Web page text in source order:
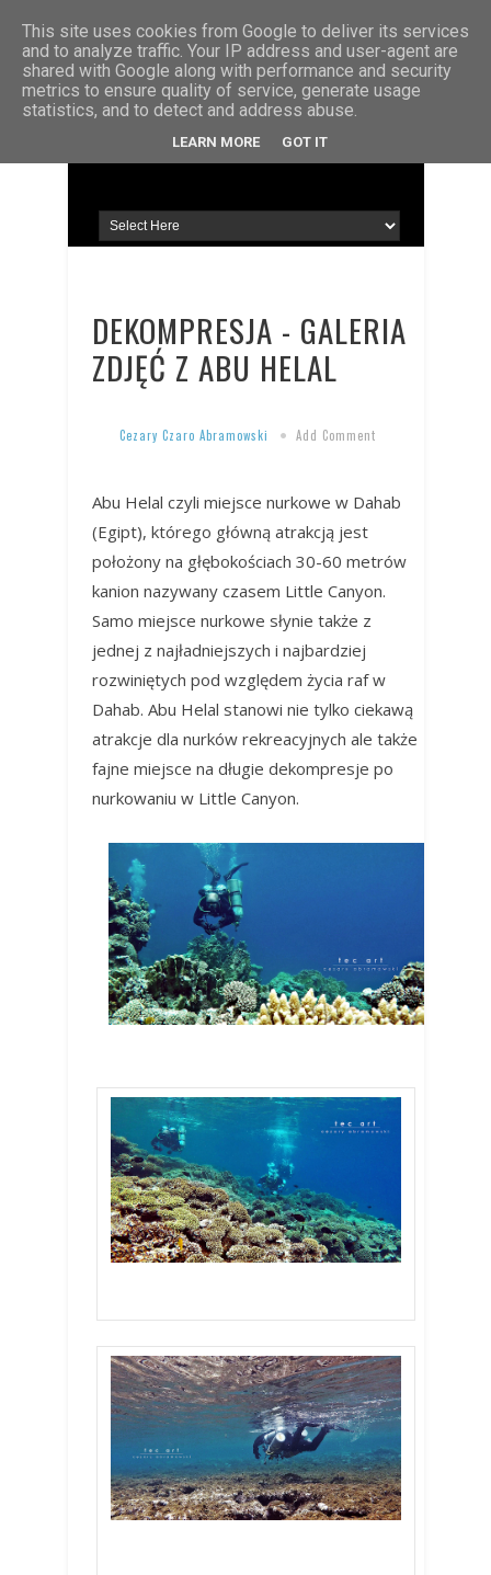
STRONA GŁÓWNA KONTAKT O MNIE
DEKOMPRESJA - GALERIA
ZDJĘĆ Z ABU HELAL
Cezary Czaro Abramowski Add Comment
Abu Helal czyli miejsce nurkowe w Dahab
(Egipt), którego główną atrakcją jest
położony na głębokościach 30-60 metrów
kanion nazywany czasem Little Canyon.
Samo miejsce nurkowe słynie także z
jednej z najładniejszych i najbardziej
rozwiniętych pod względem życia raf w
Dahab. Abu Helal stanowi nie tylko ciekawą
atrakcje dla nurków rekreacyjnych ale także
fajne miejsce na długie dekompresje po
nurkowaniu w Little Canyon.
This site uses cookies from Google to deliver its services
and to analyze traffic. Your IP address and user-agent are
shared with Google along with performance and security
metrics to ensure quality of service, generate usage
statistics, and to detect and address abuse.
LEARN MORE GOT IT